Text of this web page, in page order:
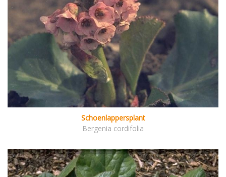
Schoenlappersplant
Bergenia cordifolia